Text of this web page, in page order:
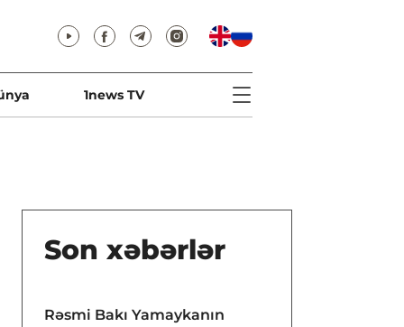
1news TV
Son xəbərlər
Rəsmi Bakı Yamaykanın